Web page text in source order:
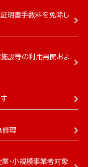
証明書手数料を免除し
施設等の利用再開およ
修理
・小規模事業者対象